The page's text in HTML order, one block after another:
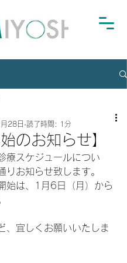
のお知らせ】
28日 読了時間: 1分
療スケジュールについ
りお知らせ致します。
始は、1月6日（月）から
、宜しくお願いいたしま